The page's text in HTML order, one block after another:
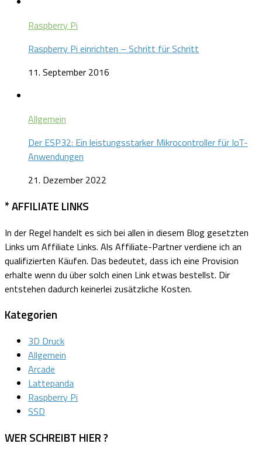
Raspberry Pi
Raspberry Pi einrichten – Schritt für Schritt
11. September 2016
Allgemein
Der ESP32: Ein leistungsstarker Mikrocontroller für IoT-
Anwendungen
21. Dezember 2022
* AFFILIATE LINKS
In der Regel handelt es sich bei allen in diesem Blog gesetzten
Links um Affiliate Links. Als Affiliate-Partner verdiene ich an
qualifizierten Käufen. Das bedeutet, dass ich eine Provision
erhalte wenn du über solch einen Link etwas bestellst. Dir
entstehen dadurch keinerlei zusätzliche Kosten.
Kategorien
3D Druck
Allgemein
Arcade
Lattepanda
Raspberry Pi
SSD
WER SCHREIBT HIER ?